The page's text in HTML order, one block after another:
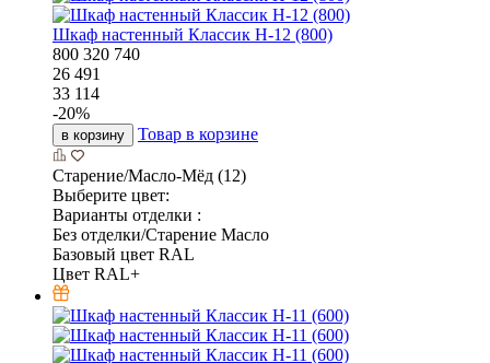
Шкаф настенный Классик Н-12 (800)
800 320 740
26 491
33 114
-20%
в корзину Товар в корзине
Старение/Масло-Мёд (12)
Выберите цвет:
Варианты отделки :
Без отделки/Старение Масло
Базовый цвет RAL
Цвет RAL+